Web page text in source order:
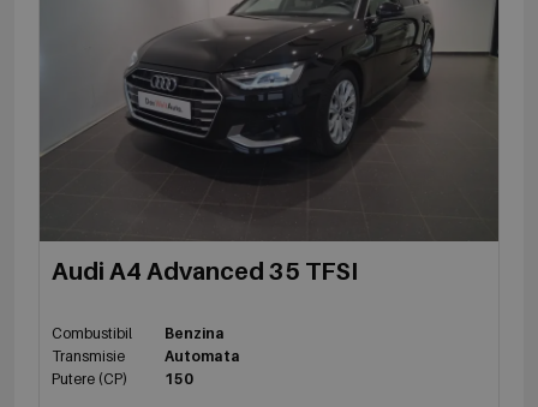
Audi A4 Advanced 35 TFSI
Combustibil
Benzina
Transmisie
Automata
Putere (CP)
150